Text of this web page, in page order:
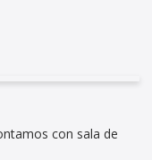
con sala de